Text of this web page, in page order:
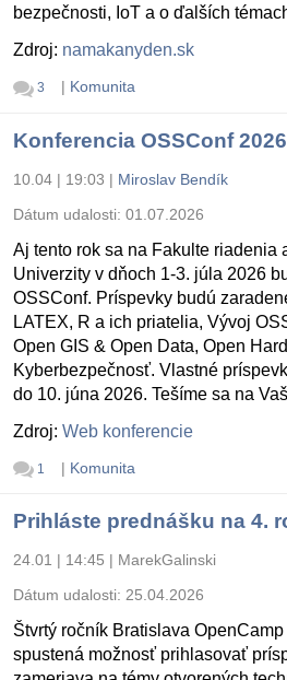
bezpečnosti, IoT a o ďalších
Zdroj: namakanyden.sk
3 | Komunita
Konferencia OSSConf 2026
10.04 | 19:03 | Miroslav Bendík
Dátum udalosti: 01.07.2026
Aj tento rok sa na Fakulte riadenia
Univerzity v dňoch 1-3. júla 2026
OSSConf. Príspevky budú
LATEX, R a ich priatelia, Vývoj
Open GIS & Open Data, Open
Kyberbezpečnosť. Vlastné
do 10. júna 2026. Tešíme sa na
Zdroj: Web konferencie
1 | Komunita
Prihláste prednášku na 4.
24.01 | 14:45 | MarekGalinski
Dátum udalosti: 25.04.2026
Štvrtý ročník Bratislava
spustená možnosť prihlasovať